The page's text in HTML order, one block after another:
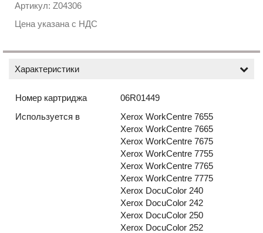
Артикул: Z04306
Цена указана с НДС
Характеристики
Номер картриджа
06R01449
Используется в
Xerox WorkCentre 7655
Xerox WorkCentre 7665
Xerox WorkCentre 7675
Xerox WorkCentre 7755
Xerox WorkCentre 7765
Xerox WorkCentre 7775
Xerox DocuColor 240
Xerox DocuColor 242
Xerox DocuColor 250
Xerox DocuColor 252